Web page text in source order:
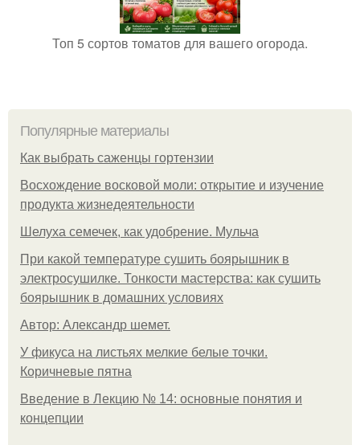
Топ 5 сортов томатов для вашего огорода.
Популярные материалы
Как выбрать саженцы гортензии
Восхождение восковой моли: открытие и изучение
продукта жизнедеятельности
Шелуха семечек, как удобрение. Мульча
При какой температуре сушить боярышник в
электросушилке. Тонкости мастерства: как сушить
боярышник в домашних условиях
Автор: Александр шемет.
У фикуса на листьях мелкие белые точки.
Коричневые пятна
Введение в Лекцию № 14: основные понятия и
концепции